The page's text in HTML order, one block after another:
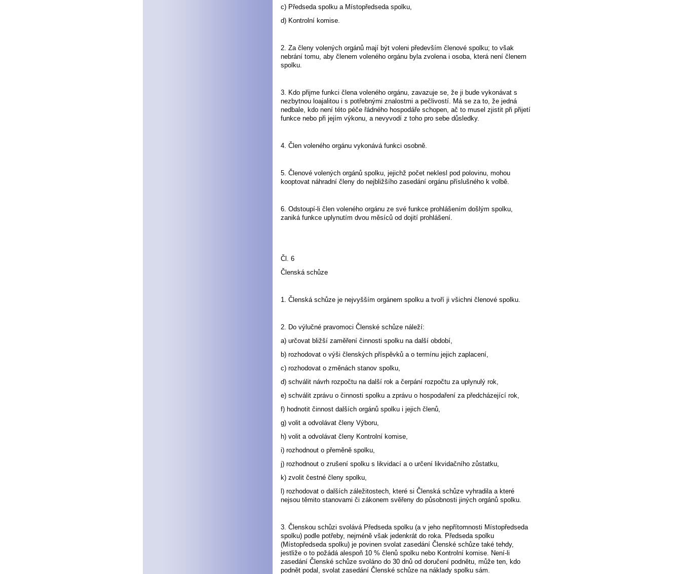
c) Předseda spolku a Místopředseda spolku,
d) Kontrolní komise.
2. Za členy volených orgánů mají být voleni především členové spolku; to však
nebrání tomu, aby členem voleného orgánu byla zvolena i osoba, která není členem
spolku.
3. Kdo přijme funkci člena voleného orgánu, zavazuje se, že ji bude vykonávat s
nezbytnou loajalitou i s potřebnými znalostmi a pečlivostí. Má se za to, že jedná
nedbale, kdo není této péče řádného hospodáře schopen, ač to musel zjistit při přijetí
funkce nebo při jejím výkonu, a nevyvodí z toho pro sebe důsledky.
4. Člen voleného orgánu vykonává funkci osobně.
5. Členové volených orgánů spolku, jejichž počet neklesl pod polovinu, mohou
kooptovat náhradní členy do nejbližšího zasedání orgánu příslušného k volbě.
6. Odstoupí-li člen voleného orgánu ze své funkce prohlášením došlým spolku,
zaniká funkce uplynutím dvou měsíců od dojití prohlášení.
Čl. 6
Členská schůze
1. Členská schůze je nejvyšším orgánem spolku a tvoří ji všichni členové spolku.
2. Do výlučné pravomoci Členské schůze náleží:
a) určovat bližší zaměření činnosti spolku na další období,
b) rozhodovat o výši členských příspěvků a o termínu jejich zaplacení,
c) rozhodovat o změnách stanov spolku,
d) schválit návrh rozpočtu na další rok a čerpání rozpočtu za uplynulý rok,
e) schválit zprávu o činnosti spolku a zprávu o hospodaření za předcházející rok,
f) hodnotit činnost dalších orgánů spolku i jejich členů,
g) volit a odvolávat členy Výboru,
h) volit a odvolávat členy Kontrolní komise,
i) rozhodnout o přeměně spolku,
j) rozhodnout o zrušení spolku s likvidací a o určení likvidačního zůstatku,
k) zvolit čestné členy spolku,
l) rozhodovat o dalších záležitostech, které si Členská schůze vyhradila a které
nejsou těmito stanovami či zákonem svěřeny do působnosti jiných orgánů spolku.
3. Členskou schůzi svolává Předseda spolku (a v jeho nepřítomnosti Místopředseda
spolku) podle potřeby, nejméně však jedenkrát do roka. Předseda spolku
(Místopředseda spolku) je povinen svolat zasedání Členské schůze také tehdy,
jestliže o to požádá alespoň 10 % členů spolku nebo Kontrolní komise. Není-li
zasedání Členské schůze svoláno do 30 dnů od doručení podnětu, může ten, kdo
podnět podal, svolat zasedání Členské schůze na náklady spolku sám.